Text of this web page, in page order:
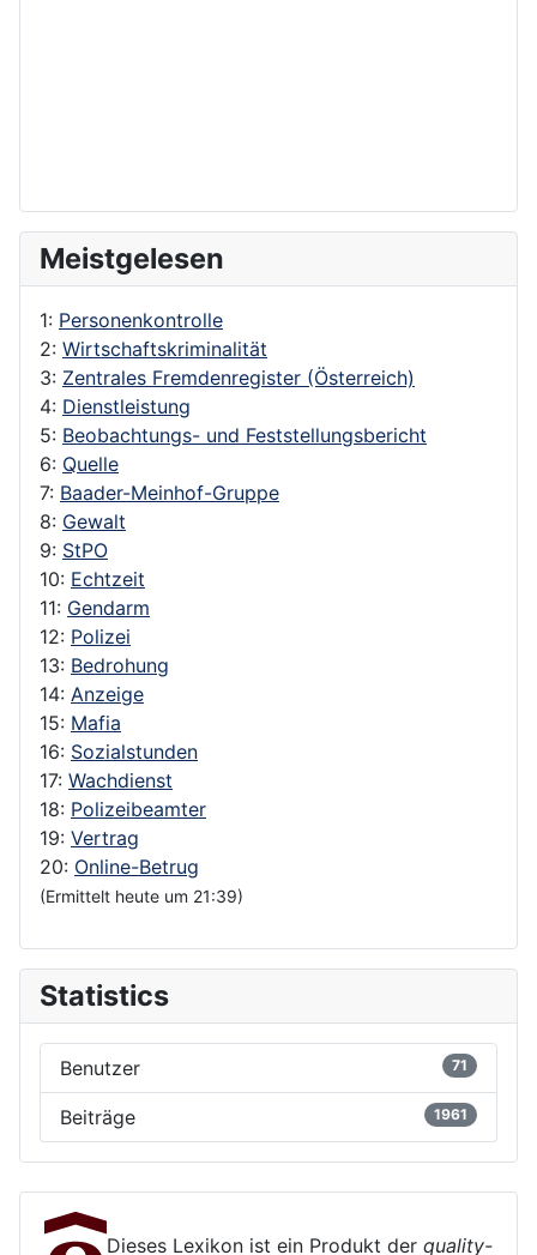
Meistgelesen
1: Personenkontrolle
2: Wirtschaftskriminalität
3: Zentrales Fremdenregister (Österreich)
4: Dienstleistung
5: Beobachtungs- und Feststellungsbericht
6: Quelle
7: Baader-Meinhof-Gruppe
8: Gewalt
9: StPO
10: Echtzeit
11: Gendarm
12: Polizei
13: Bedrohung
14: Anzeige
15: Mafia
16: Sozialstunden
17: Wachdienst
18: Polizeibeamter
19: Vertrag
20: Online-Betrug
(Ermittelt heute um 21:39)
Statistics
Benutzer 71
Beiträge 1961
Dieses Lexikon ist ein Produkt der quality-